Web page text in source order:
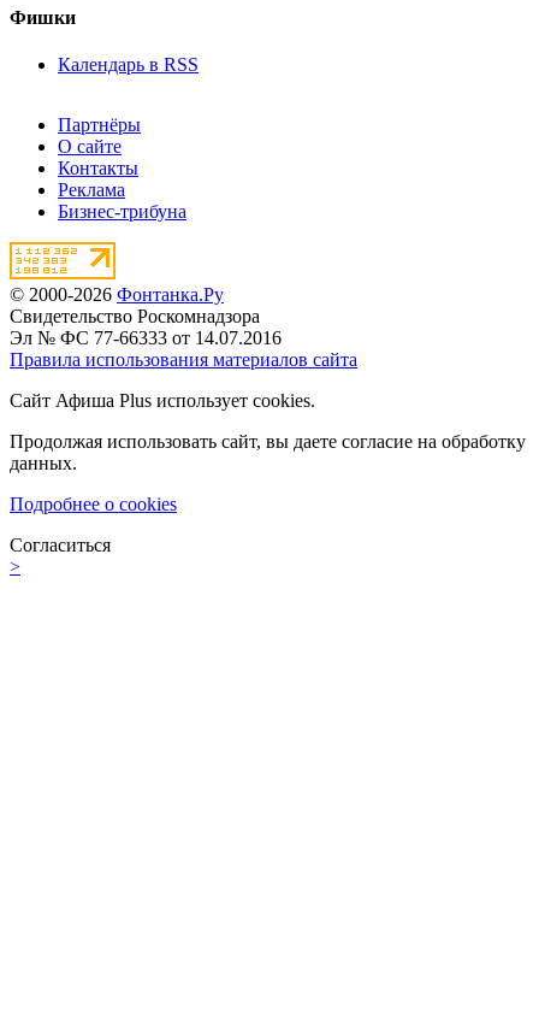
Фишки
Календарь в RSS
Партнёры
О сайте
Контакты
Реклама
Бизнес-трибуна
© 2000-2026 Фонтанка.Ру
Свидетельство Роскомнадзора
Эл № ФС 77-66333 от 14.07.2016
Правила использования материалов сайта
Сайт Афиша Plus использует cookies.
Продолжая использовать сайт, вы даете согласие на обработку
данных.
Подробнее о cookies
Согласиться
>